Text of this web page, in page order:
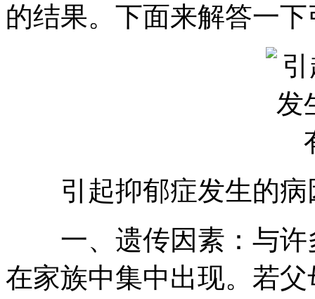
的结果。下面来解答一
引起抑郁症发生的病
一、遗传因素：与许
在家族中集中出现。若